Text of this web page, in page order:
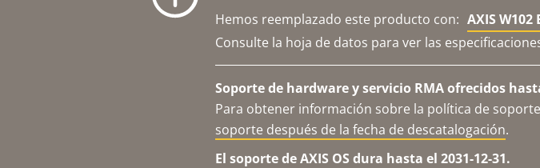
Hemos reemplazado este producto con: AXIS W102
Consulte la hoja de datos para ver las
Soporte de hardware y servicio RMA ofrecidos
Para obtener información sobre la política de
soporte después de la fecha de descatalogación.
El soporte de AXIS OS dura hasta el 2031-12-31.